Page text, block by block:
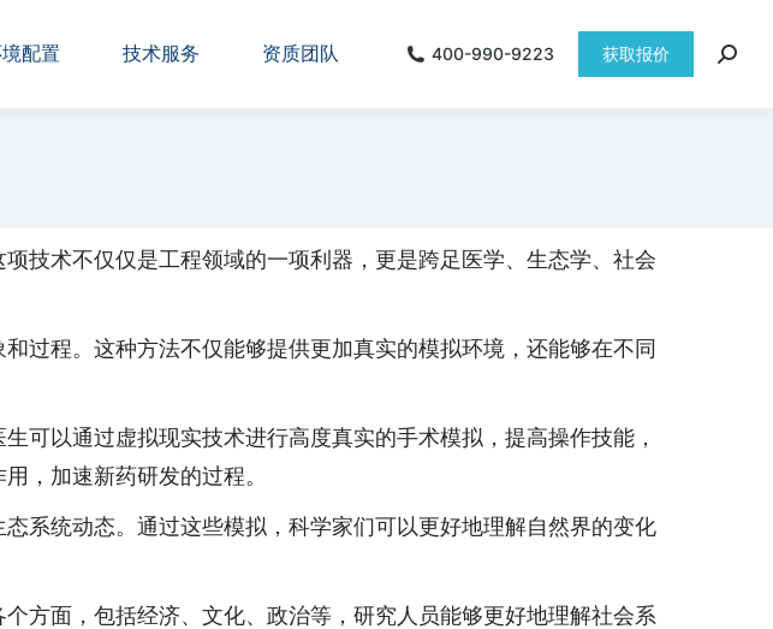
配置 技术服务 资质团队 400-990-9223 获取报价
技术不仅仅是工程领域的一项利器，更是跨足医学、生态学、社会
过程。这种方法不仅能够提供更加真实的模拟环境，还能够在不同
可以通过虚拟现实技术进行高度真实的手术模拟，提高操作技能，
，加速新药研发的过程。
系统动态。通过这些模拟，科学家们可以更好地理解自然界的变化
方面，包括经济、文化、政治等，研究人员能够更好地理解社会系